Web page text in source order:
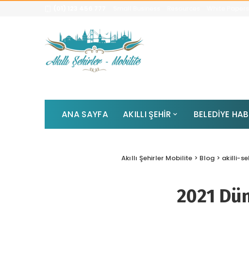
ANA SAYFA AKILLI ŞEHİR BELEDİYE
Akıllı Şehirler Mobilite > Blog > akilli-
2021